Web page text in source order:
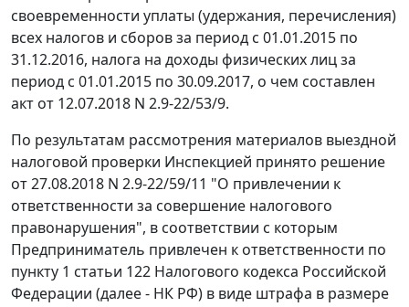
своевременности уплаты (удержания, перечисления)
всех налогов и сборов за период с 01.01.2015 по
31.12.2016, налога на доходы физических лиц за
период с 01.01.2015 по 30.09.2017, о чем составлен
акт от 12.07.2018 N 2.9-22/53/9.
По результатам рассмотрения материалов выездной
налоговой проверки Инспекцией принято решение
от 27.08.2018 N 2.9-22/59/11 "О привлечении к
ответственности за совершение налогового
правонарушения", в соответствии с которым
Предприниматель привлечен к ответственности по
пункту 1 статьи 122 Налогового кодекса Российской
Федерации (далее - НК РФ) в виде штрафа в размере